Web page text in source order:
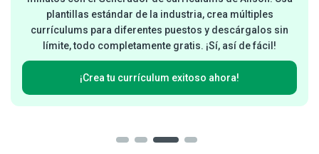
plantillas estándar de la industria, crea múltiples
currículums para diferentes puestos y descárgalos sin
límite, todo completamente gratis. ¡Sí, así de fácil!
¡Crea tu currículum exitoso ahora!